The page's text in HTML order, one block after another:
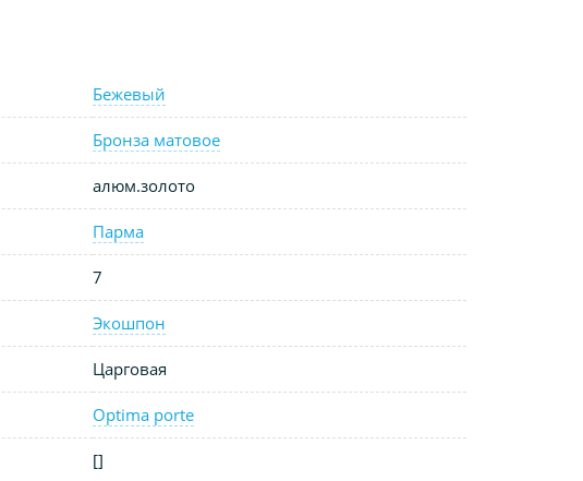
Бежевый
Бронза матовое
алюм.золото
Парма
7
Экошпон
Царговая
Optima porte
[]